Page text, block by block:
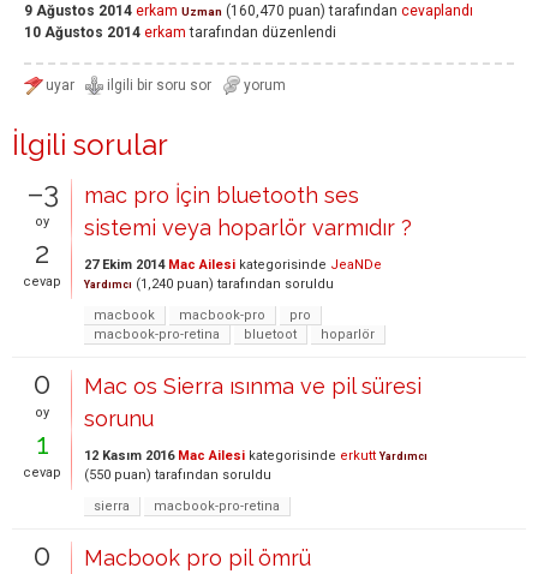
9 Ağustos 2014 erkam Uzman (160,470 puan) tarafından cevaplandı
10 Ağustos 2014 erkam tarafından düzenlendi
İlgili sorular
–3
oy
2
cevap
mac pro İçin bluetooth ses
sistemi veya hoparlör varmıdır ?
27 Ekim 2014 Mac Ailesi kategorisinde JeaNDe
Yardımcı (1,240 puan) tarafından soruldu
macbook
macbook-pro
pro
macbook-pro-retina
bluetoot hoparlör
0
oy
1
cevap
Mac os Sierra ısınma ve pil süresi
sorunu
12 Kasım 2016 Mac Ailesi kategorisinde erkutt Yardımcı
(550 puan) tarafından soruldu
sierra
macbook-pro-retina
0 Macbook pro pil ömrü